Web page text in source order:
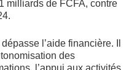
milliards de FCFA, contre
l’aide financière. Il
des